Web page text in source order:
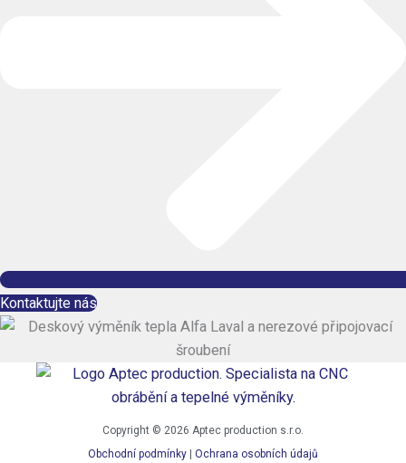
Kontaktujte nás
Copyright © 2026 Aptec production s.r.o.
Obchodní podmínky
Ochrana osobních údajů